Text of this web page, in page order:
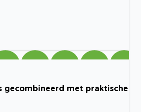
gecombineerd met praktische